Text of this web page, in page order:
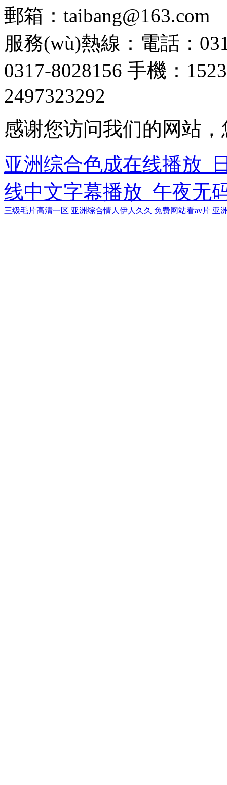
郵箱：taibang@163.com
服務(wù)熱線：電話：
0317-8028156 手機：
2497323292
感谢您访问我们的网站
亚洲综合色成在线播放_
线中文字幕播放_午夜无
三级毛片高清一区 亚洲综合情人伊人久久 免费网站看av片 亚